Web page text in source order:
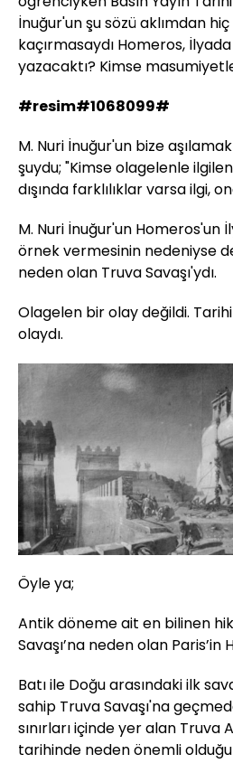
İnuğur'un şu sözü aklımdan hiç
kaçırmasaydı Homeros, İlyada
yazacaktı? Kimse
#resim#1068099#
M. Nuri İnuğur'un bize
şuydu; "Kimse olagelenle
dışında farklılıklar varsa ilgi,
M. Nuri İnuğur'un Homeros'un
örnek vermesinin nedeniyse
neden olan Truva Savaşı'ydı.
Olagelen bir olay değildi.
olaydı.
Öyle ya;
Antik döneme ait en bilinen
Savaşı’na neden olan Paris’in
Batı ile Doğu arasındaki ilk
sahip Truva Savaşı'na
sınırları içinde yer alan Truva
tarihinde neden önemli